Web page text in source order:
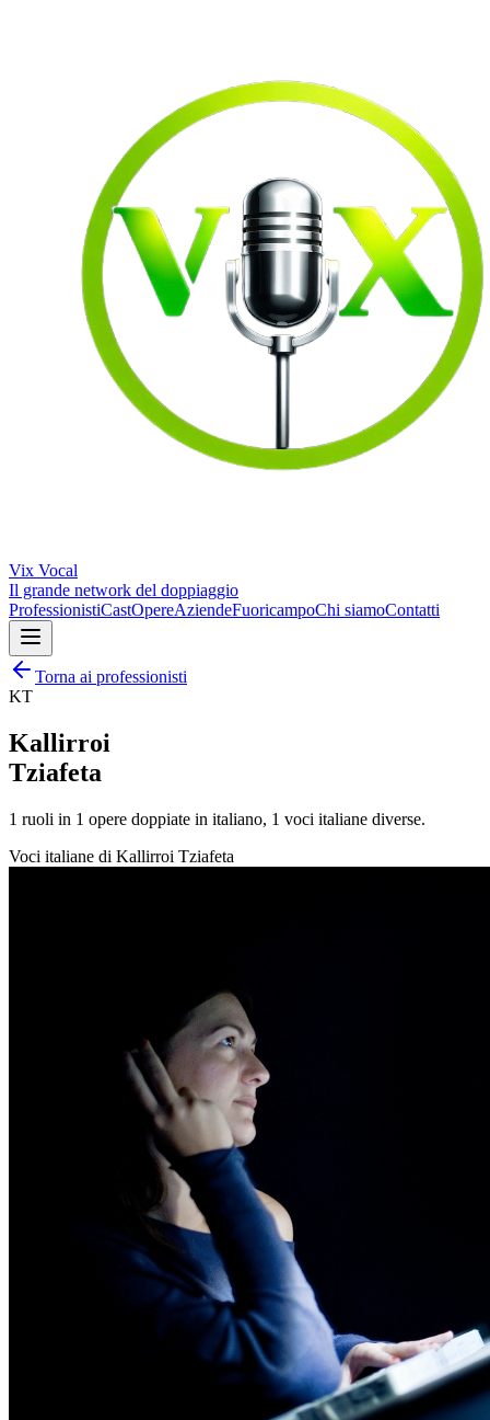
Vix Vocal
Il grande network del doppiaggio
ProfessionistiCastOpereAziendeFuoricampoChi siamoContatti
Torna ai professionisti
KT
Kallirroi
Tziafeta
1 ruoli in 1 opere doppiate in italiano, 1 voci italiane diverse.
Voci italiane di Kallirroi Tziafeta